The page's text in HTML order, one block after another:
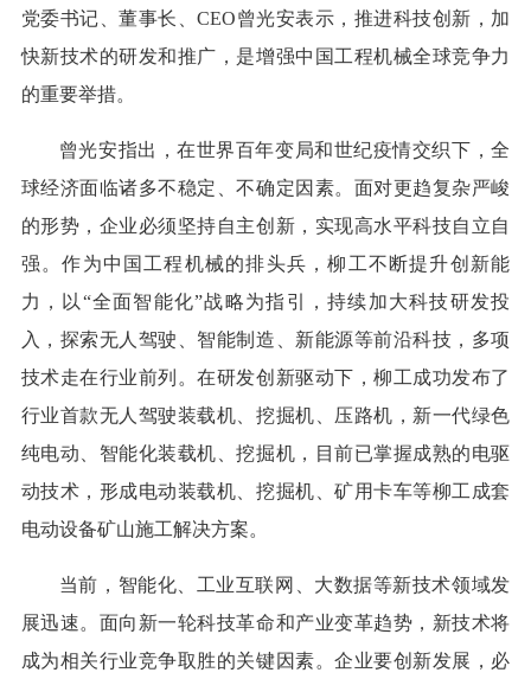
党委书记、董事长、CEO曾光安表示，推进科技创新，加
快新技术的研发和推广，是增强中国工程机械全球竞争力
的重要举措。
曾光安指出，在世界百年变局和世纪疫情交织下，全
球经济面临诸多不稳定、不确定因素。面对更趋复杂严峻
的形势，企业必须坚持自主创新，实现高水平科技自立自
强。作为中国工程机械的排头兵，柳工不断提升创新能
力，以“全面智能化”战略为指引，持续加大科技研发投
入，探索无人驾驶、智能制造、新能源等前沿科技，多项
技术走在行业前列。在研发创新驱动下，柳工成功发布了
行业首款无人驾驶装载机、挖掘机、压路机，新一代绿色
纯电动、智能化装载机、挖掘机，目前已掌握成熟的电驱
动技术，形成电动装载机、挖掘机、矿用卡车等柳工成套
电动设备矿山施工解决方案。
当前，智能化、工业互联网、大数据等新技术领域发
展迅速。面向新一轮科技革命和产业变革趋势，新技术将
成为相关行业竞争取胜的关键因素。企业要创新发展，必